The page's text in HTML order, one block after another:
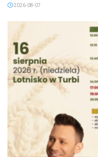
2026-08-07